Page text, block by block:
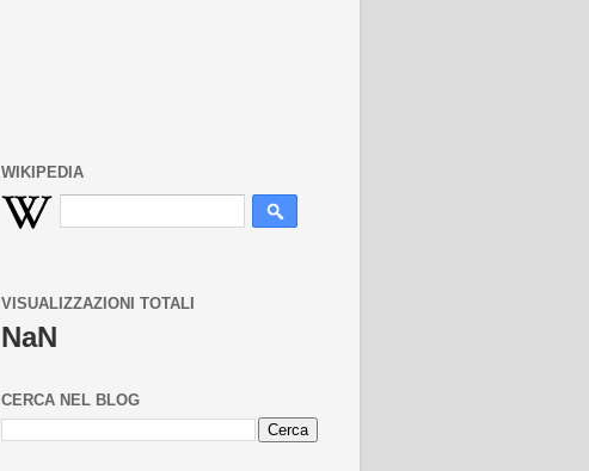
WIKIPEDIA
VISUALIZZAZIONI TOTALI
NaN
CERCA NEL BLOG